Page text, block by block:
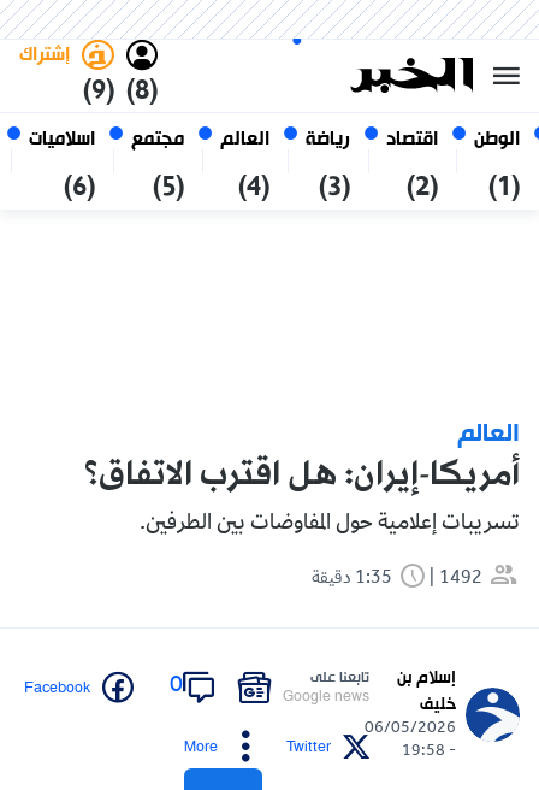
الوطن
(1)
اقتصاد
(2)
رياضة
(3)
العالم
(4)
مجتمع
(5)
اسلاميات
(6)
(8)
إشتراك
(9)
أغسطس 2026
الجزائر
العالم
أمريكا-إيران: هل اقترب الاتفاق؟
تسريبات إعلامية حول المفاوضات بين الطرفين.
1492
إسلام بن
خليف
06/05/2026
- 19:58
تابعنا على
Google news
0
Facebook
Twitter
More